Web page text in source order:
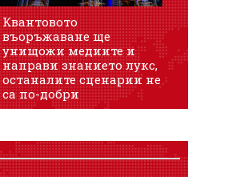
Квантовото
въоръжаване ще
унищожи медиите и
направи знанието лукс,
останалите сценарии не
са по-добри